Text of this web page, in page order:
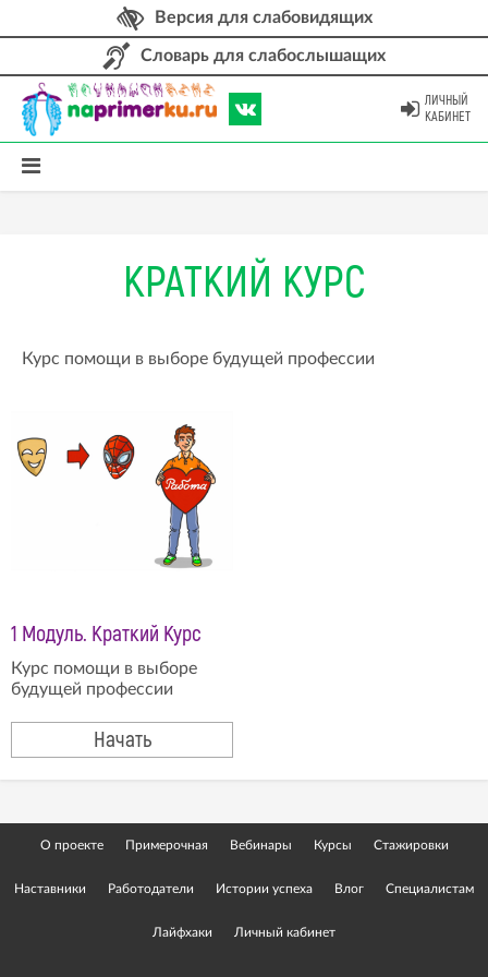
Версия для слабовидящих
Словарь для слабослышащих
ЛИЧНЫЙ
КАБИНЕТ
КРАТКИЙ КУРС
Курс помощи в выборе будущей профессии
1 Модуль. Краткий Курс
Курс помощи в выборе
будущей профессии
Начать
О проекте Примерочная Вебинары Курсы Стажировки
Наставники Работодатели Истории успеха Влог Специалистам
Лайфхаки Личный кабинет